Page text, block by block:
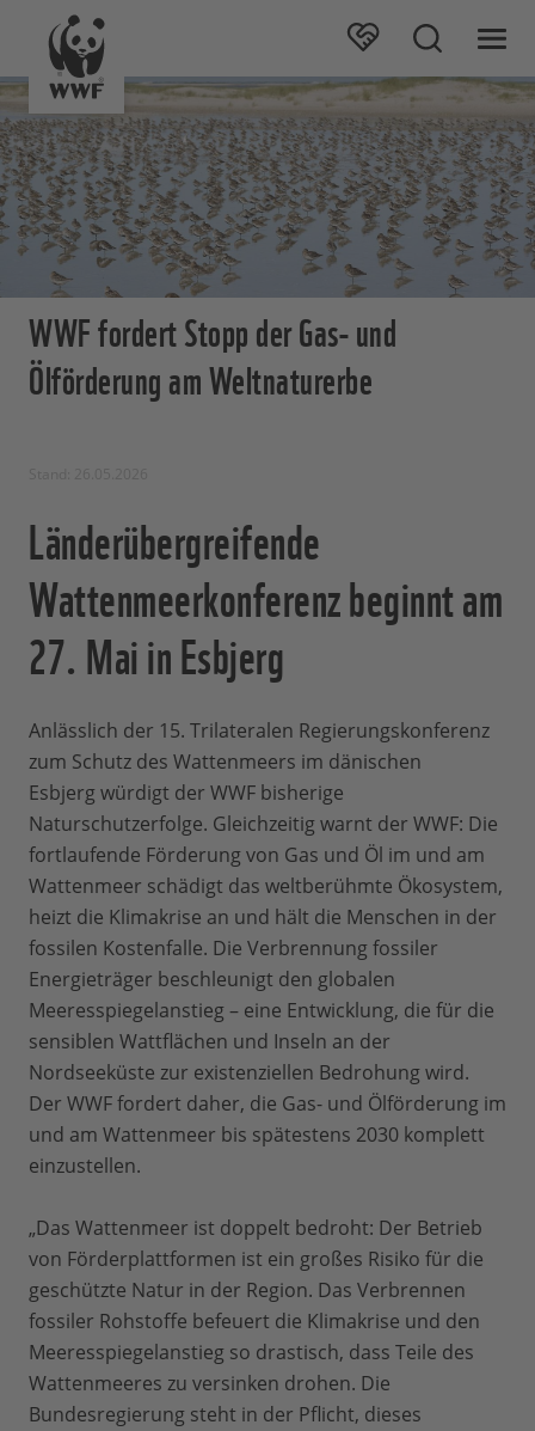
WWF fordert Stopp der Gas- und
Ölförderung am Weltnaturerbe
Länderübergreifende
Wattenmeerkonferenz beginnt am
27. Mai in Esbjerg
Anlässlich der 15. Trilateralen Regierungskonferenz
zum Schutz des Wattenmeers im dänischen
Esbjerg würdigt der WWF bisherige
Naturschutzerfolge. Gleichzeitig warnt der WWF: Die
fortlaufende Förderung von Gas und Öl im und am
Wattenmeer schädigt das weltberühmte Ökosystem,
heizt die Klimakrise an und hält die Menschen in der
fossilen Kostenfalle. Die Verbrennung fossiler
Energieträger beschleunigt den globalen
Meeresspiegelanstieg – eine Entwicklung, die für die
sensiblen Wattflächen und Inseln an der
Nordseeküste zur existenziellen Bedrohung wird.
Der WWF fordert daher, die Gas- und Ölförderung im
und am Wattenmeer bis spätestens 2030 komplett
einzustellen.
„Das Wattenmeer ist doppelt bedroht: Der Betrieb
von Förderplattformen ist ein großes Risiko für die
geschützte Natur in der Region. Das Verbrennen
fossiler Rohstoffe befeuert die Klimakrise und den
Meeresspiegelanstieg so drastisch, dass Teile des
Wattenmeeres zu versinken drohen. Die
Bundesregierung steht in der Pflicht, dieses